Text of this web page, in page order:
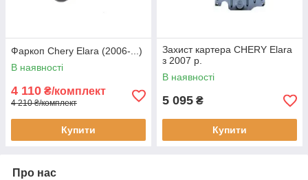
Фаркоп Chery Elara (2006-...)
В наявності
4 110 ₴/комплект
4 210 ₴/комплект
Купити
Захист картера CHERY Elara
з 2007 р.
В наявності
5 095 ₴
Купити
Про нас